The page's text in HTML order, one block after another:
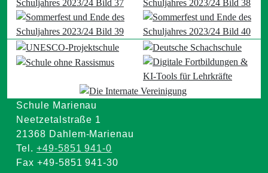
Schule Marienau
Neetzetalstraße 1
21368 Dahlem-Marienau
Tel. +49-5851 941-0
Fax +49-5851 941-30